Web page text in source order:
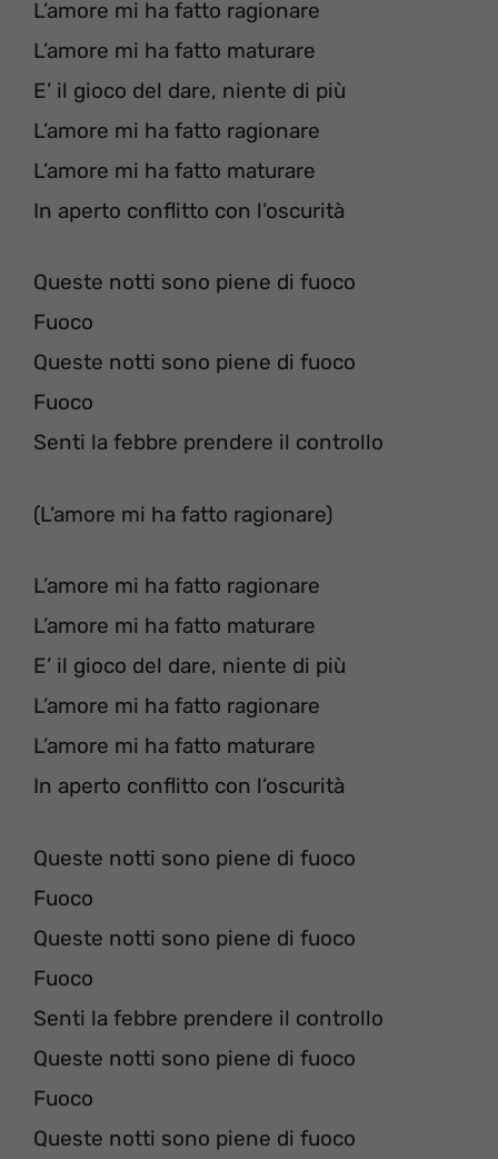
L’amore mi ha fatto ragionare
L’amore mi ha fatto maturare
E’ il gioco del dare, niente di più
L’amore mi ha fatto ragionare
L’amore mi ha fatto maturare
In aperto conflitto con l’oscurità
Queste notti sono piene di fuoco
Fuoco
Queste notti sono piene di fuoco
Fuoco
Senti la febbre prendere il controllo
(L’amore mi ha fatto ragionare)
L’amore mi ha fatto ragionare
L’amore mi ha fatto maturare
E’ il gioco del dare, niente di più
L’amore mi ha fatto ragionare
L’amore mi ha fatto maturare
In aperto conflitto con l’oscurità
Queste notti sono piene di fuoco
Fuoco
Queste notti sono piene di fuoco
Fuoco
Senti la febbre prendere il controllo
Queste notti sono piene di fuoco
Fuoco
Queste notti sono piene di fuoco